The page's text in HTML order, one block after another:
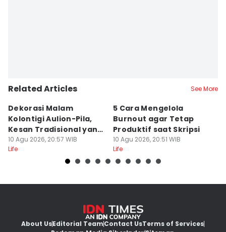
Related Articles See More
Dekorasi Malam
Kolontigi Aulion-Pila,
Kesan Tradisional yang
Playful!
10 Agu 2026, 20:57 WIB
Life
5 Cara Mengelola
Burnout agar Tetap
Produktif saat Skripsi
10 Agu 2026, 20:51 WIB
Life
About UsEditorial TeamContact UsTerms of Services